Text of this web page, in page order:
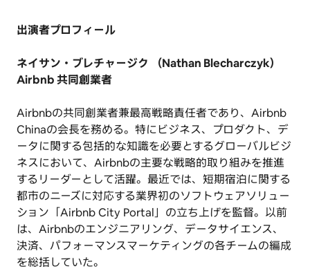
出演者プロフィール
ネイサン・ブレチャージク （Nathan Blecharczyk）
Airbnb 共同創業者
Airbnbの共同創業者兼最高戦略責任者であり、Airbnb
Chinaの会長を務める。特にビジネス、プロダクト、デ
ータに関する包括的な知識を必要とするグローバルビジ
ネスにおいて、Airbnbの主要な戦略的取り組みを推進
するリーダーとして活躍。最近では、短期宿泊に関する
都市のニーズに対応する業界初のソフトウェアソリュー
ション「Airbnb City Portal」の立ち上げを監督。以前
は、Airbnbのエンジニアリング、データサイエンス、
決済、パフォーマンスマーケティングの各チームの編成
を総括していた。